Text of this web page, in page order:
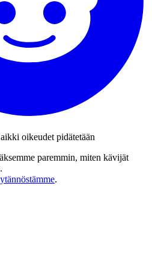
oikeudet pidätetään
paremmin, miten kävijät
.